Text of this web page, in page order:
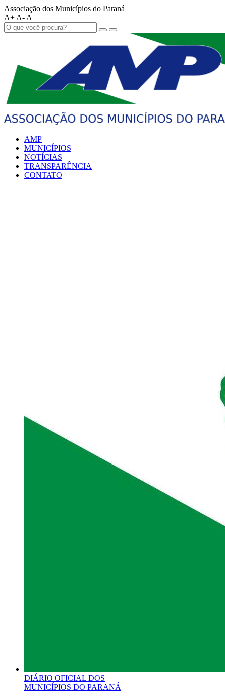
Associação dos Municípios do Paraná
A+ A- A
AMP
MUNICÍPIOS
NOTÍCIAS
TRANSPARÊNCIA
CONTATO
DIÁRIO OFICIAL DOS
MUNICÍPIOS DO PARANÁ